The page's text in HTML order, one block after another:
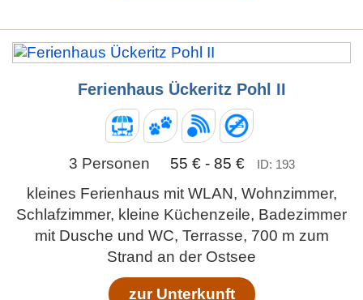
Ferienhaus Ückeritz Pohl II
3 Personen 55 € - 85 € ID: 193
kleines Ferienhaus mit WLAN, Wohnzimmer,
Schlafzimmer, kleine Küchenzeile, Badezimmer
mit Dusche und WC, Terrasse, 700 m zum
Strand an der Ostsee
zur Unterkunft